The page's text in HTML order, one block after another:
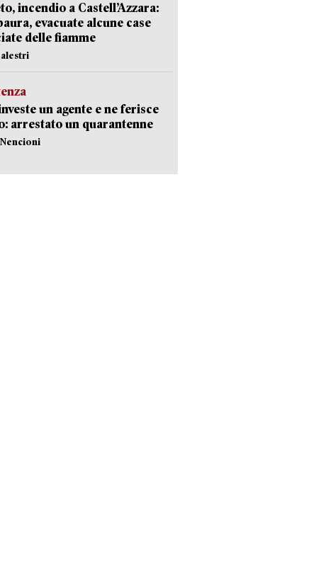
incendio a Castell’Azzara:
evacuate alcune case
delle fiamme
un agente e ne ferisce
arrestato un quarantenne